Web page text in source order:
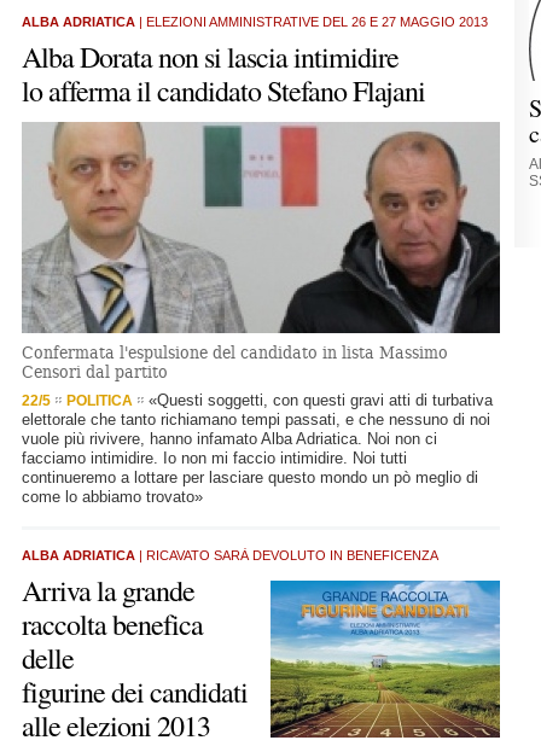
ALBA ADRIATICA | ELEZIONI AMMINISTRATIVE DEL 26 E 27 MAGGIO 2013
Alba Dorata non si lascia intimidire
lo afferma il candidato Stefano Flajani
Confermata l'espulsione del candidato in lista Massimo
Censori dal partito
22/5 POLITICA
«Questi soggetti, con questi gravi atti di turbativa
elettorale che tanto richiamano tempi passati, e che nessuno di noi
vuole più rivivere, hanno infamato Alba Adriatica. Noi non ci
facciamo intimidire. Io non mi faccio intimidire. Noi tutti
continueremo a lottare per lasciare questo mondo un pò meglio di
come lo abbiamo trovato»
ALBA ADRIATICA | RICAVATO SARÀ DEVOLUTO IN BENEFICENZA
Arriva la grande
raccolta benefica
delle
figurine dei candidati
alle elezioni 2013